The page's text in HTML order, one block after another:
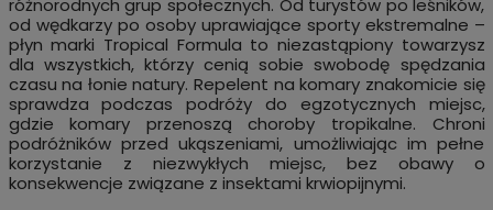
różnorodnych grup społecznych. Od turystów po leśników,
od wędkarzy po osoby uprawiające sporty ekstremalne –
płyn marki Tropical Formula to niezastąpiony towarzysz
dla wszystkich, którzy cenią sobie swobodę spędzania
czasu na łonie natury. Repelent na komary znakomicie się
sprawdza podczas podróży do egzotycznych miejsc,
gdzie komary przenoszą choroby tropikalne. Chroni
podróżników przed ukąszeniami, umożliwiając im pełne
korzystanie z niezwykłych miejsc, bez obawy o
konsekwencje związane z insektami krwiopijnymi.